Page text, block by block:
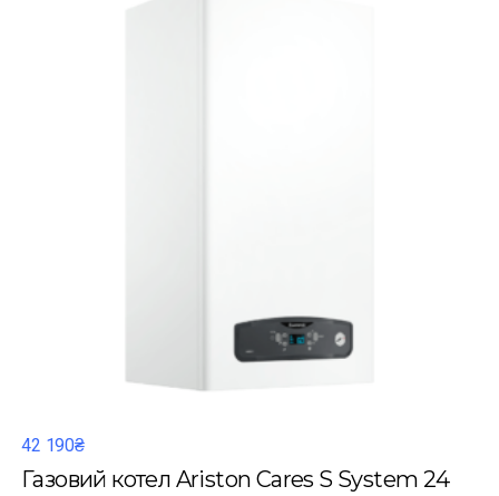
42 190₴
Газовий котел Ariston Cares S System 24